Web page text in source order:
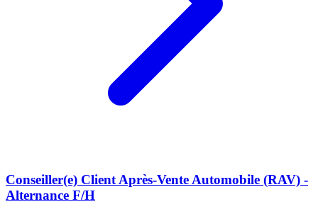
Conseiller(e) Client Après-Vente Automobile (RAV) -
Alternance F/H